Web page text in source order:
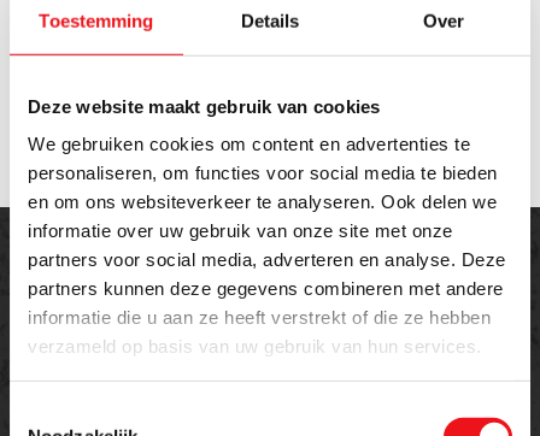
Toestemming Details Over
Deze website maakt gebruik van cookies
We gebruiken cookies om content en advertenties te
personaliseren, om functies voor social media te bieden
en om ons websiteverkeer te analyseren. Ook delen we
informatie over uw gebruik van onze site met onze
partners voor social media, adverteren en analyse. Deze
partners kunnen deze gegevens combineren met andere
informatie die u aan ze heeft verstrekt of die ze hebben
verzameld op basis van uw gebruik van hun services.
Afmetingen:
880 x 520 x 1850 mm
Offerte aanvragen